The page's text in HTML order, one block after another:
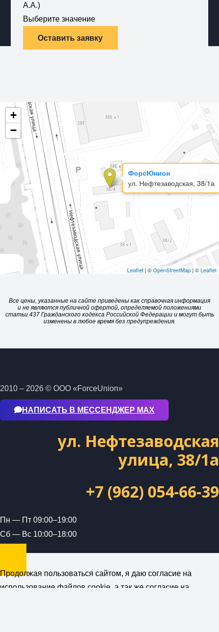
А.А.)
Выберите значение
Оставить заявку
ФорсЮнион
ул. Нефтезаводская, 38/1а
+
−
Leaflet | ©OpenStreetMap | ©Leaflet
Все цены, указанные на сайте приведены как справочная информация
и не являются публичной офертой, определяемой положениями
статьи 437 Гражданского кодекса Российской Федерации и могут быть
изменены в любое время без предупреждения.
2010 – 2026 © ООО «ForceUnion»
НАПИСАТЬ В МЕССЕНДЖЕР МАХ
ул. Нефтезаводская
улица, 38/1а
+7 (962) 054-66-39
Пн — Пт 09:00–19:00
Сб — Вс 10:00–18:00
Продолжая пользоваться сайтом, я даю согласие на
использование файлов cookie, а так же согласие на